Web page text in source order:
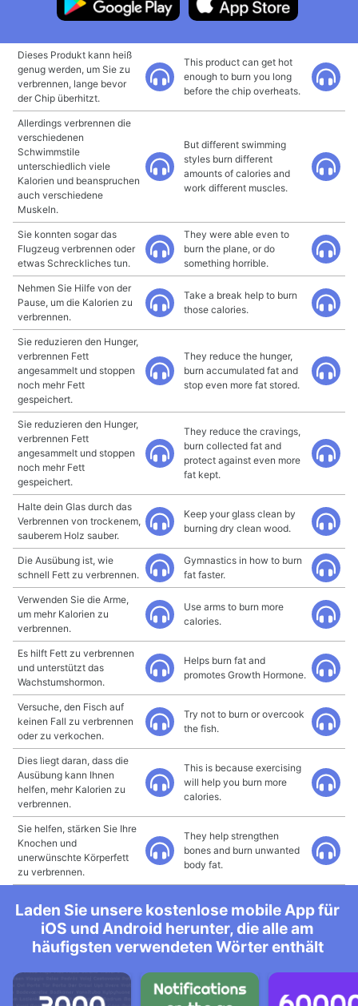
Dieses Produkt kann heiß
genug werden, um Sie zu
verbrennen, lange bevor
der Chip überhitzt.
This product can get hot
enough to burn you long
before the chip overheats.
Allerdings verbrennen die
verschiedenen
Schwimmstile
unterschiedlich viele
Kalorien und beanspruchen
auch verschiedene
Muskeln.
But different swimming
styles burn different
amounts of calories and
work different muscles.
Sie konnten sogar das
Flugzeug verbrennen oder
etwas Schreckliches tun.
They were able even to
burn the plane, or do
something horrible.
Nehmen Sie Hilfe von der
Pause, um die Kalorien zu
verbrennen.
Take a break help to burn
those calories.
Sie reduzieren den Hunger,
verbrennen Fett
angesammelt und stoppen
noch mehr Fett
gespeichert.
They reduce the hunger,
burn accumulated fat and
stop even more fat stored.
Sie reduzieren den Hunger,
verbrennen Fett
angesammelt und stoppen
noch mehr Fett
gespeichert.
They reduce the cravings,
burn collected fat and
protect against even more
fat kept.
Halte dein Glas durch das
Verbrennen von trockenem,
sauberem Holz sauber.
Keep your glass clean by
burning dry clean wood.
Die Ausübung ist, wie
schnell Fett zu verbrennen.
Gymnastics in how to burn
fat faster.
Verwenden Sie die Arme,
um mehr Kalorien zu
verbrennen.
Use arms to burn more
calories.
Es hilft Fett zu verbrennen
und unterstützt das
Wachstumshormon.
Helps burn fat and
promotes Growth Hormone.
Versuche, den Fisch auf
keinen Fall zu verbrennen
oder zu verkochen.
Try not to burn or overcook
the fish.
Dies liegt daran, dass die
Ausübung kann Ihnen
helfen, mehr Kalorien zu
verbrennen.
This is because exercising
will help you burn more
calories.
Sie helfen, stärken Sie Ihre
Knochen und
unerwünschte Körperfett
zu verbrennen.
They help strengthen
bones and burn unwanted
body fat.
Laden Sie unsere kostenlose mobile App für
iOS und Android herunter, die alle am
häufigsten verwendeten Wörter enthält